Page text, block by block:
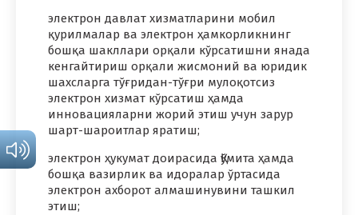
электрон давлат хизматларини мобил
қурилмалар ва электрон ҳамкорликнинг
бошқа шакллари орқали кўрсатишни янада
кенгайтириш орқали жисмоний ва юридик
шахсларга тўғридан-тўғри мулоқотсиз
электрон хизмат кўрсатиш ҳамда
инновацияларни жорий этиш учун зарур
шарт-шароитлар яратиш;
электрон ҳукумат доирасида Қўмита ҳамда
бошқа вазирлик ва идоралар ўртасида
электрон ахборот алмашинувини ташкил
этиш;